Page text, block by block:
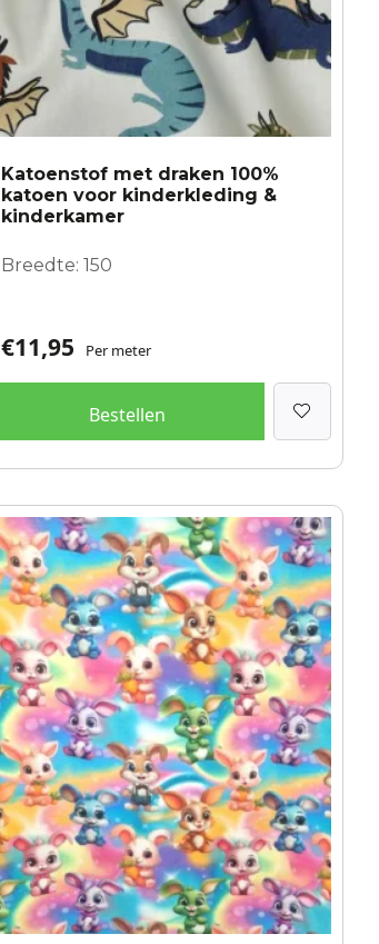
Katoenstof met draken 100%
katoen voor kinderkleding &
kinderkamer
Breedte: 150
€11,95 Per meter
Bestellen